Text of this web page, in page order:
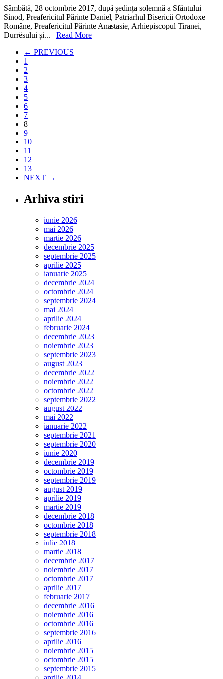
de
și
Sâmbătă, 28 octombrie 2017, după ședința solemnă a Sfântului
Sinod, Preafericitul Părinte Daniel, Patriarhul Bisericii Ortodoxe
Române, Preafericitul Părinte Anastasie, Arhiepiscopul Tiranei,
Durrësului și... Read More
← PREVIOUS
1
2
3
4
5
6
7
8
9
10
11
12
13
NEXT →
Arhiva stiri
iunie 2026
mai 2026
martie 2026
decembrie 2025
septembrie 2025
aprilie 2025
ianuarie 2025
decembrie 2024
octombrie 2024
septembrie 2024
mai 2024
aprilie 2024
februarie 2024
decembrie 2023
noiembrie 2023
septembrie 2023
august 2023
decembrie 2022
noiembrie 2022
octombrie 2022
septembrie 2022
august 2022
mai 2022
ianuarie 2022
septembrie 2021
septembrie 2020
iunie 2020
decembrie 2019
octombrie 2019
septembrie 2019
august 2019
aprilie 2019
martie 2019
decembrie 2018
octombrie 2018
septembrie 2018
iulie 2018
martie 2018
decembrie 2017
noiembrie 2017
octombrie 2017
aprilie 2017
februarie 2017
decembrie 2016
noiembrie 2016
octombrie 2016
septembrie 2016
aprilie 2016
noiembrie 2015
octombrie 2015
septembrie 2015
aprilie 2014